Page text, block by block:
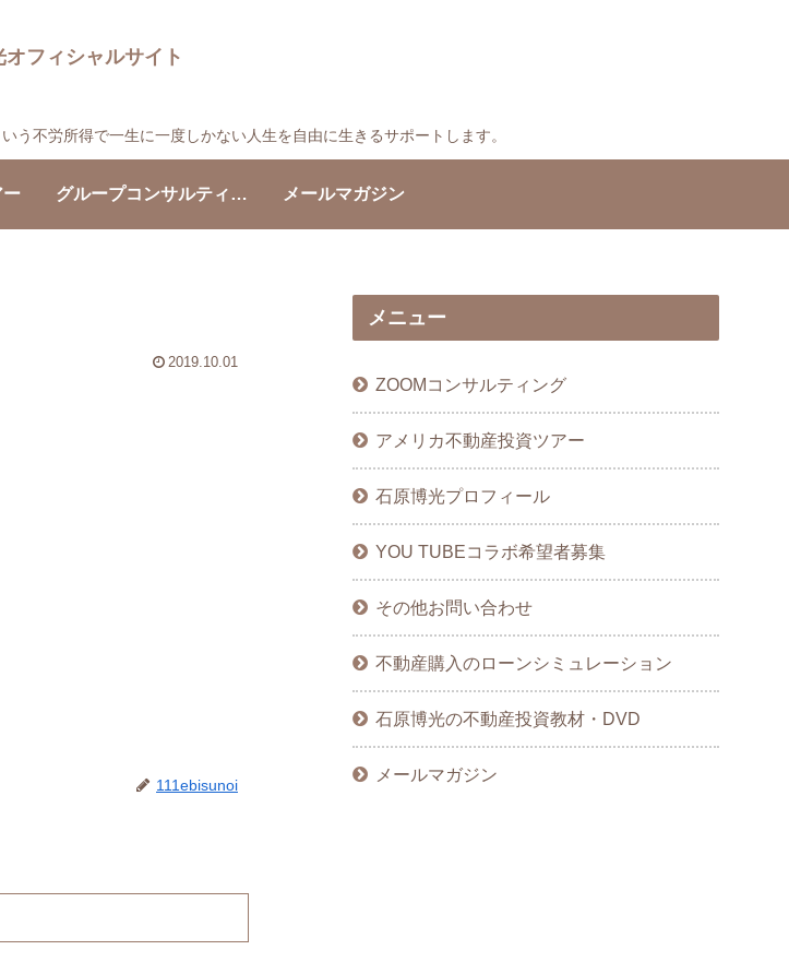
オフィシャルサイト
う不労所得で一生に一度しかない人生を自由に生きるサポートします。
ー グループコンサルティング メールマガジン
2019.10.01
111ebisunoi
メニュー
ZOOMコンサルティング
アメリカ不動産投資ツアー
石原博光プロフィール
YOU TUBEコラボ希望者募集
その他お問い合わせ
不動産購入のローンシミュレーション
石原博光の不動産投資教材・DVD
メールマガジン